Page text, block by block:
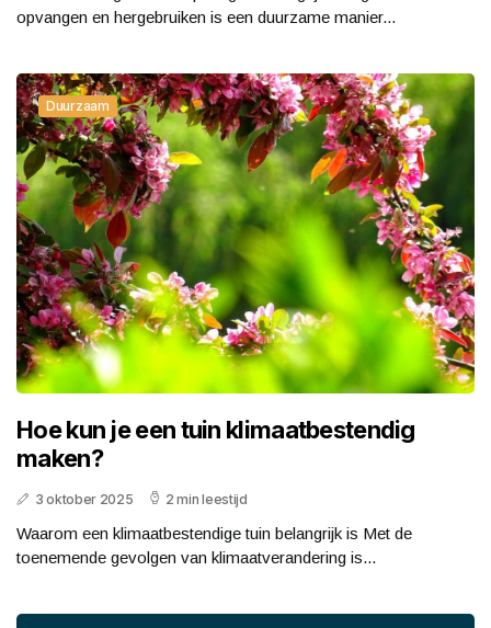
opvangen en hergebruiken is een duurzame manier...
Duurzaam
Hoe kun je een tuin klimaatbestendig
maken?
3 oktober 2025 2 min leestijd
Waarom een klimaatbestendige tuin belangrijk is Met de
toenemende gevolgen van klimaatverandering is...